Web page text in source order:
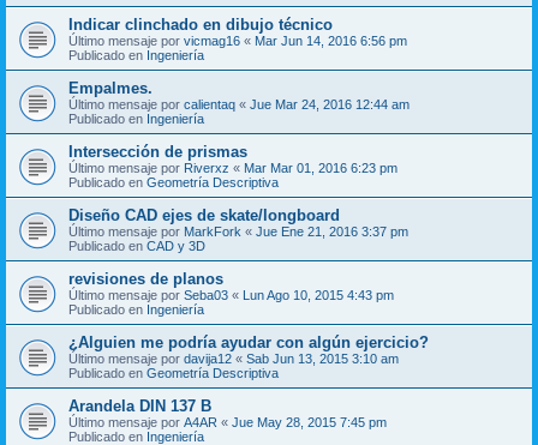
Indicar clinchado en dibujo técnico
Último mensaje por vicmag16 « Mar Jun 14, 2016 6:56 pm
Publicado en Ingeniería
Empalmes.
Último mensaje por calientaq « Jue Mar 24, 2016 12:44 am
Publicado en Ingeniería
Intersección de prismas
Último mensaje por Riverxz « Mar Mar 01, 2016 6:23 pm
Publicado en Geometría Descriptiva
Diseño CAD ejes de skate/longboard
Último mensaje por MarkFork « Jue Ene 21, 2016 3:37 pm
Publicado en CAD y 3D
revisiones de planos
Último mensaje por Seba03 « Lun Ago 10, 2015 4:43 pm
Publicado en Ingeniería
¿Alguien me podría ayudar con algún ejercicio?
Último mensaje por davija12 « Sab Jun 13, 2015 3:10 am
Publicado en Geometría Descriptiva
Arandela DIN 137 B
Último mensaje por A4AR « Jue May 28, 2015 7:45 pm
Publicado en Ingeniería